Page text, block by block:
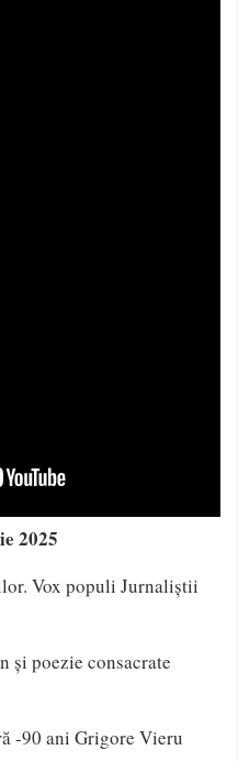
2025
Vox populi Jurnaliștii
și poezie consacrate
-90 ani Grigore Vieru